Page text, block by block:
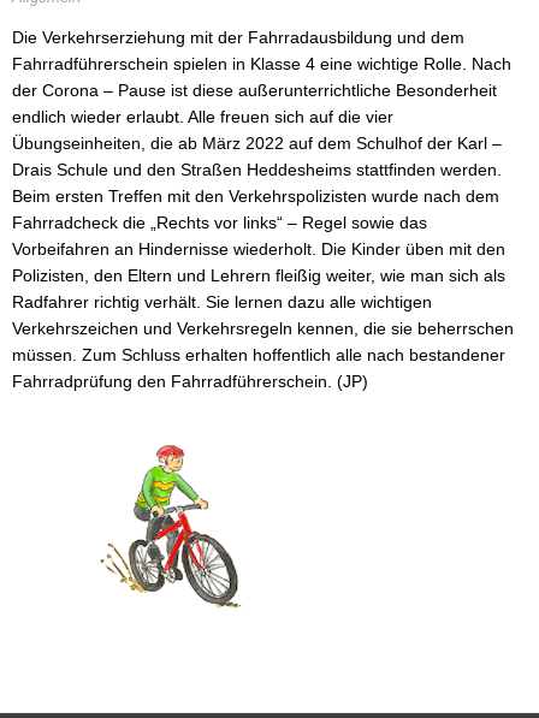
Die Verkehrserziehung mit der Fahrradausbildung und dem
Fahrradführerschein spielen in Klasse 4 eine wichtige Rolle. Nach
der Corona – Pause ist diese außerunterrichtliche Besonderheit
endlich wieder erlaubt. Alle freuen sich auf die vier
Übungseinheiten, die ab März 2022 auf dem Schulhof der Karl –
Drais Schule und den Straßen Heddesheims stattfinden werden.
Beim ersten Treffen mit den Verkehrspolizisten wurde nach dem
Fahrradcheck die „Rechts vor links“ – Regel sowie das
Vorbeifahren an Hindernisse wiederholt. Die Kinder üben mit den
Polizisten, den Eltern und Lehrern fleißig weiter, wie man sich als
Radfahrer richtig verhält. Sie lernen dazu alle wichtigen
Verkehrszeichen und Verkehrsregeln kennen, die sie beherrschen
müssen. Zum Schluss erhalten hoffentlich alle nach bestandener
Fahrradprüfung den Fahrradführerschein. (JP)
Motto
des
Monats
Giraffenkinder
Schülerkonferenz
Unser
Schulteam
Schulleitung
Kollegium
Elternbeirat